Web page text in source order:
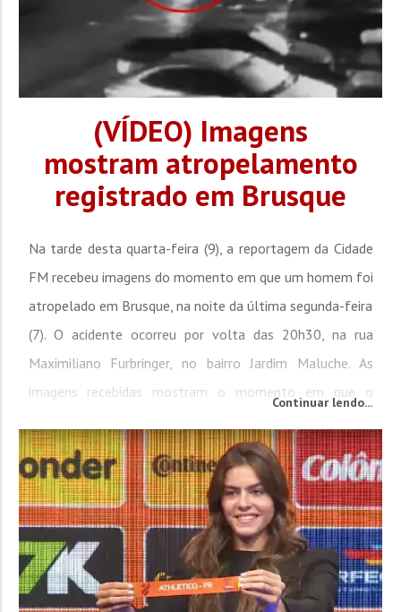
(VÍDEO) Imagens
mostram atropelamento
registrado em Brusque
Na tarde desta quarta-feira (9), a reportagem da Cidade
FM recebeu imagens do momento em que um homem foi
atropelado em Brusque, na noite da última segunda-feira
(7). O acidente ocorreu por volta das 20h30, na rua
Maximiliano Furbringer, no bairro Jardim Maluche. As
imagens recebidas mostram o momento em que o
começa a atravessar a faixa de pedestres, quando é
atingido por um carro. Em contato com o Corpo de...
Continuar lendo...